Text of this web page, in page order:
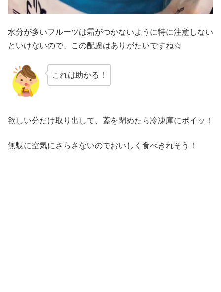
水分が多いフルーツは霜がつかないように特に注意しない
といけないので、この配慮はありがたいですね☆
これは助かる！
欲しい分だけ取り出して、蓋を閉めたら冷凍庫にポイッ！
無駄に空気にさらさないのでおいしく食べきれそう！